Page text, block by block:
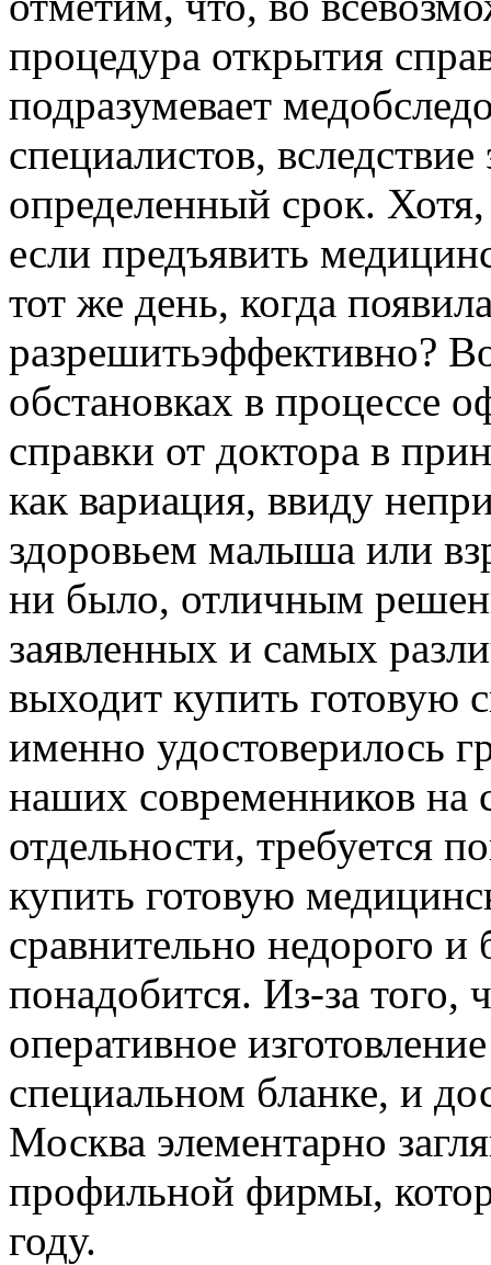
процедура открытия
подразумевает
специалистов,
определенный срок.
если предъявить
тот же день, когда
разрешитьэффективно?
обстановках в процессе
справки от доктора в
как вариация, ввиду
здоровьем малыша или
ни было, отличным
заявленных и самых
выходит купить готовую
именно удостоверилось
наших современников на
отдельности, требуется
купить готовую
сравнительно недорого и
понадобится. Из-за того,
оперативное
специальном бланке, и
Москва элементарно
профильной фирмы,
году.